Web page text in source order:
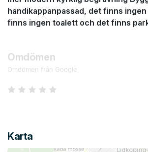
handikappanpassad, det finns
finns ingen toalett och det finns
Omdömen
Omdömen från Google
Karta